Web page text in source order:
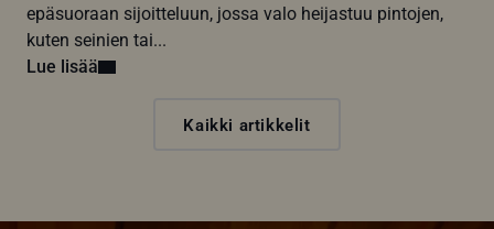
epäsuoraan sijoitteluun, jossa valo heijastuu pintojen,
kuten seinien tai...
Lue lisää
Kaikki artikkelit